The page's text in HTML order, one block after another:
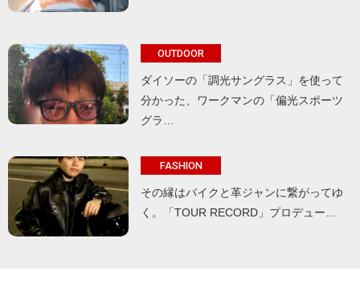
OUTDOOR
ダイソーの「調光サングラス」を使って
分かった、ワークマンの「偏光スポーツ
グラ…
FASHION
その縁はバイクと革ジャンに繋がってゆ
く。「TOUR RECORD」プロデュー…